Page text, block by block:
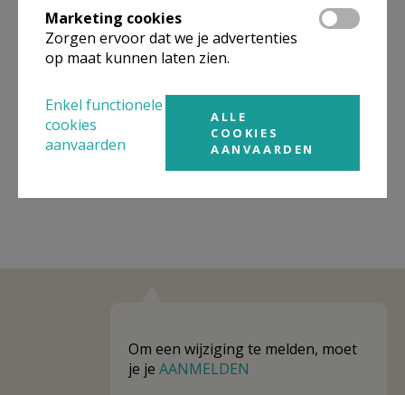
Niet gevonden wat je zocht? Hier vind je
links naar kerken, eventueel van andere
organisaties, in de buurt.
Kerken in of nabij
Landen - Ezemaal
Om een wijziging te melden, moet
je je AANMELDEN
Marketing cookies
Zorgen ervoor dat we je advertenties
op maat kunnen laten zien.
Enkel functionele
cookies
aanvaarden
ALLE
COOKIES
AANVAARDEN